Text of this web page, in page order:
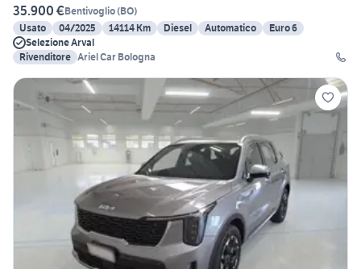
35.900 €Bentivoglio(BO)
Usato
04/2025 14114 Km Diesel Automatico
Euro 6
Selezione Arval
Rivenditore Ariel Car Bologna